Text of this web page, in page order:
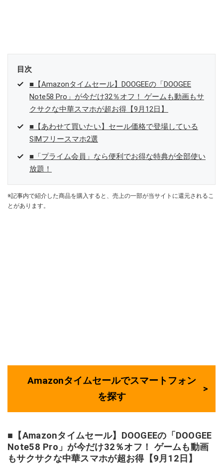
目次
■【Amazonタイムセール】DOOGEEの「DOOGEE
Note58 Pro」が今だけ32％オフ！ ゲームも動画もサ
クサクな中華スマホが超お得【9月12日】
■【あわせて買いたい】セール価格で登場している
SIMフリースマホ2選
■「プライム会員」なら便利でお得な特典が全部使い
放題！
※記事内で紹介した商品を購入すると、売上の一部が当サイトに還元されるこ
とがあります。
Amazonタイムセールでスマートフォン
を探す
■【Amazonタイムセール】DOOGEEの「DOOGEE
Note58 Pro」が今だけ32％オフ！ ゲームも動画
もサクサクな中華スマホが超お得【9月12日】